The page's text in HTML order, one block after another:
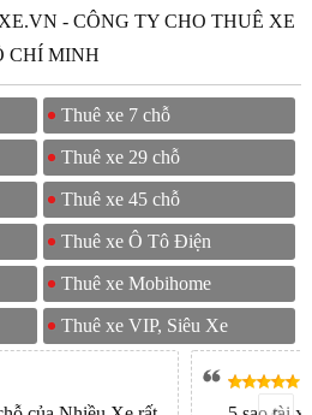
- CÔNG TY CHO THUÊ XE
CHÍ MINH
Thuê xe 7 chỗ
Thuê xe 29 chỗ
Thuê xe 45 chỗ
Thuê xe Ô Tô Điện
Thuê xe Mobihome
Thuê xe VIP, Siêu Xe